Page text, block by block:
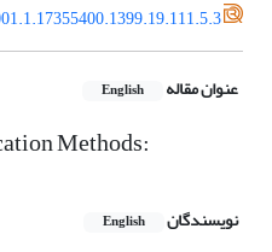
عنوان مقاله English
Methods:
نویسندگان English